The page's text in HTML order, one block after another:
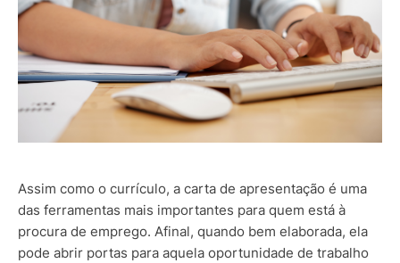
Assim como o currículo, a carta de apresentação é uma
das ferramentas mais importantes para quem está à
procura de emprego. Afinal, quando bem elaborada, ela
pode abrir portas para aquela oportunidade de trabalho